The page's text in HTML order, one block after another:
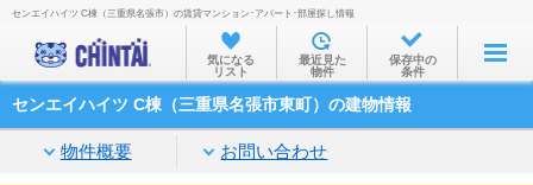
お部屋を探す
沿線・駅から
住所から
家賃相場から
センエイハイツ C棟（三重県名張市）の賃貸マンション･アパート･部屋探し情報
気になる
リスト
最近見た
物件
保存中の
条件
センエイハイツ C棟（三重県名張市東町）の建物情報
物件概要 お問い合わせ